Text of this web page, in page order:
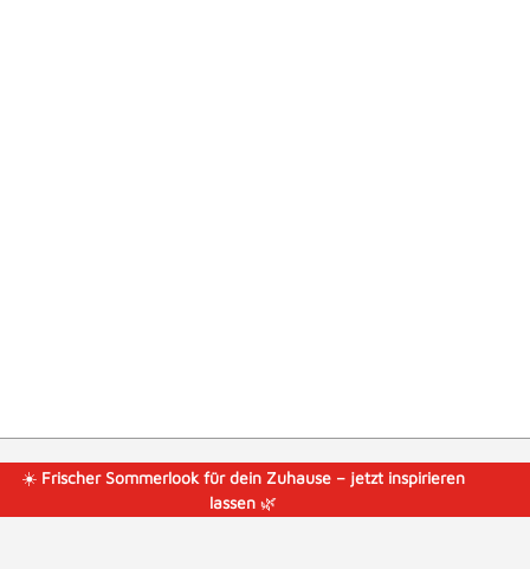
☀️ Frischer Sommerlook für dein Zuhause – jetzt inspirieren
lassen🌿